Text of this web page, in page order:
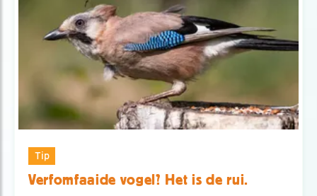
Tip
Verfomfaaide vogel? Het is de rui.